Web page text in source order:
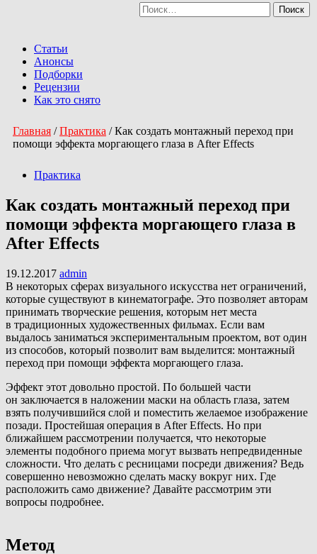
Статьи
Анонсы
Подборки
Рецензии
Как это снято
Найти:
Главная /Практика /Как создать монтажный переход при
помощи эффекта моргающего глаза в After Effects
Практика
Как создать монтажный переход при
помощи эффекта моргающего глаза в
After Effects
19.12.2017 admin
В некоторых сферах визуального искусства нет ограничений,
которые существуют в кинематографе. Это позволяет авторам
принимать творческие решения, которым нет места
в традиционных художественных фильмах. Если вам
выдалось заниматься экспериментальным проектом, вот один
из способов, который позволит вам выделится: монтажный
переход при помощи эффекта моргающего глаза.
Эффект этот довольно простой. По большей части
он заключается в наложении маски на область глаза, затем
взять получившийся слой и поместить желаемое изображение
позади. Простейшая операция в After Effects. Но при
ближайшем рассмотрении получается, что некоторые
элементы подобного приема могут вызвать непредвиденные
сложности. Что делать с ресницами посреди движения? Ведь
совершенно невозможно сделать маску вокруг них. Где
расположить само движение? Давайте рассмотрим эти
вопросы подробнее.
Метод